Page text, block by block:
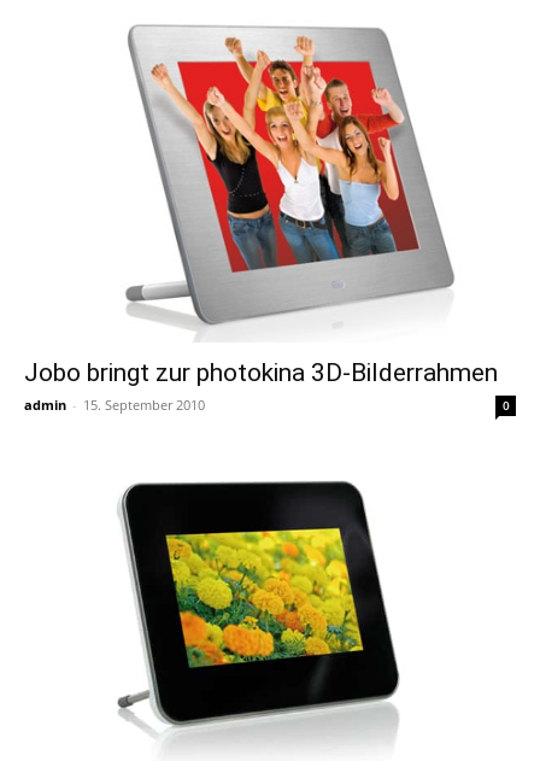
Jobo bringt zur photokina 3D-Bilderrahmen
admin - 15. September 2010 0